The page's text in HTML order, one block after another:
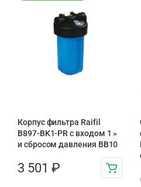
Корпус фильтра Raifil
B897-BK1-PR с входом 1 »
и сбросом давления BB10
3 501 ₽